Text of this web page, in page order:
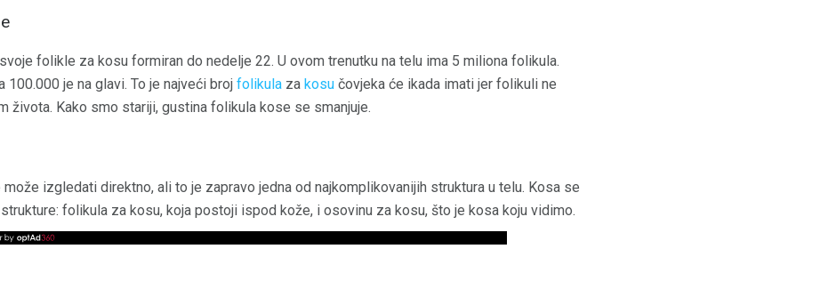
folikle za kosu formiran do nedelje 22. U ovom trenutku na telu ima 5 miliona folikula.
100.000 je na glavi. To je najveći broj folikula za kosu čovjeka će ikada imati jer folikuli ne
života. Kako smo stariji, gustina folikula kose se smanjuje.
izgledati direktno, ali to je zapravo jedna od najkomplikovanijih struktura u telu. Kosa se
folikula za kosu, koja postoji ispod kože, i osovinu za kosu, što je kosa koju vidimo.